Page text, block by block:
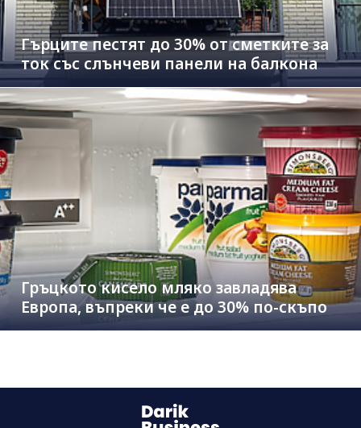
Гърците пестят до 30% от сметките за
ток със слънчеви панели на балкона
Гръцкото кисело мляко завладява
Европа, въпреки че е до 30% по-скъпо